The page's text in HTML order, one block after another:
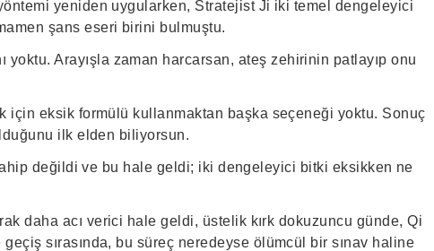
yeniden uygularken, Stratejist Ji iki temel dengeleyici
şans eseri birini bulmuştu.
yoktu. Arayışla zaman harcarsan, ateş zehirinin patlayıp onu
için eksik formülü kullanmaktan başka seçeneği yoktu. Sonuç
ilk elden biliyorsun.
değildi ve bu hale geldi; iki dengeleyici bitki eksikken ne
daha acı verici hale geldi, üstelik kırk dokuzuncu günde, Qi
sırasında, bu süreç neredeyse ölümcül bir sınav haline